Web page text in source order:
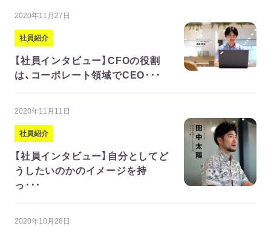
2020年11月27日
社員紹介
【社員インタビュー】CFOの役割
は、コーポレート領域でCEO･･･
2020年11月11日
社員紹介
【社員インタビュー】自分としてど
うしたいのかのイメージを持
っ･･･
2020年10月28日